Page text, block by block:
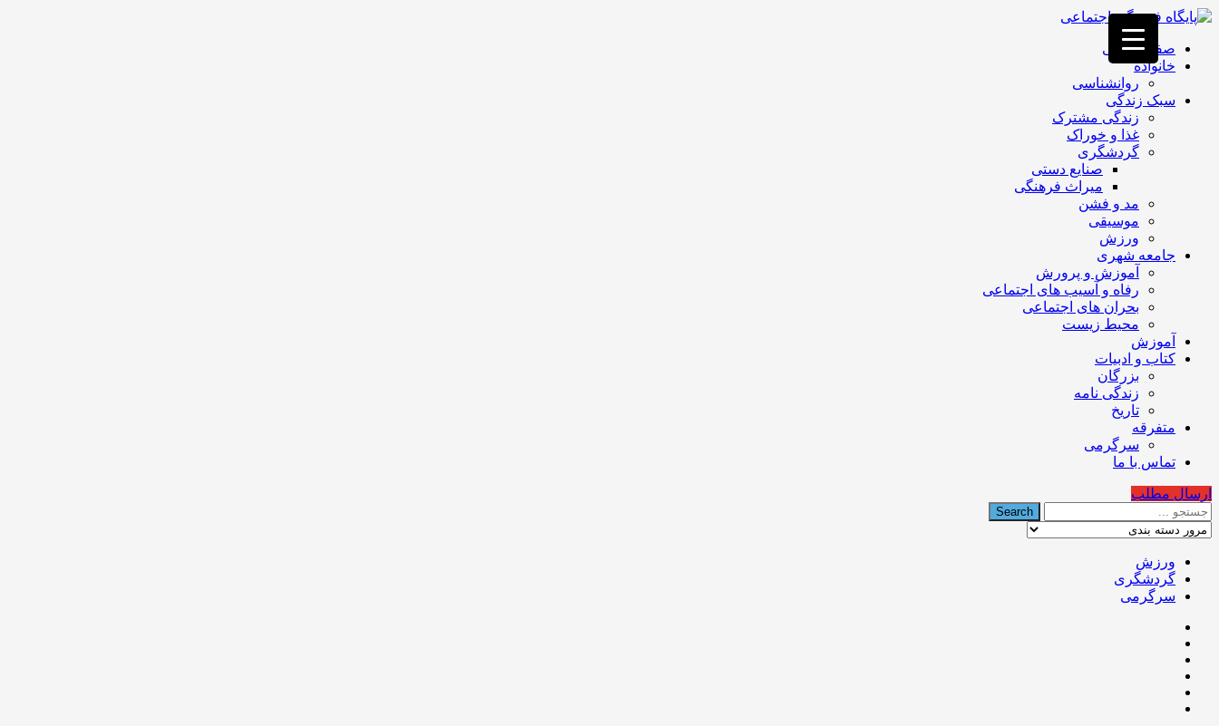
فصد
غرب
تهران
خشکشویی
تصفیه
تهران
صفحه اصلی
خانواده
روانشناسی
سبک زندگی
زندگی مشترک
غذا و خوراک
گردشگری
صنایع دستی
میراث فرهنگی
مد و فشن
موسیقی
ورزش
جامعه شهری
آموزش و پرورش
رفاه و آسیب های اجتماعی
بحران های اجتماعی
محیط زیست
آموزش
کتاب و ادبیات
بزرگان
زندگی نامه
تاریخ
متفرقه
سرگرمی
تماس با ما
ارسال مطلب
ورزش
گردشگری
سرگرمی